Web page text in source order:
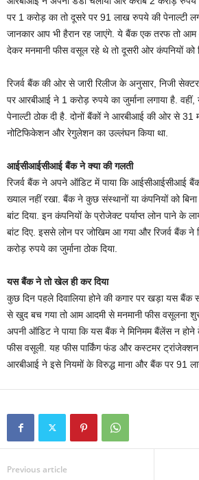
पर 1 करोड़ का तो दूसरे पर 91 लाख रुपये की पेनाल्‍टी
जानकार आप भी हैरान रह जाएंगे. ये बैंक एक तरफ तो आम
देकर मनमानी फीस वसूल रहे थे तो दूसरी ओर कंपनियों को
रिजर्व बैंक की ओर से जारी रिलीज के अनुसार, निजी
पर आरबीआई ने 1 करोड़ रुपये का जुर्माना लगाया है.
पेनाल्‍टी ठोक दी है. दोनों बैंकों ने आरबीआई की ओर से 31
नोटिफिकेशन और रेगुलेशन का उल्‍लंघन किया था.
आईसीआईसीआई बैंक ने क्‍या की गलती
रिजर्व बैंक ने अपने ऑडिट में पाया कि आईसीआईसीआई
ख्‍याल नहीं रखा. बैंक ने कुछ संस्‍थानों या कंपनियों को
बांट दिया. इन कंपनियों के प्रोजेक्‍ट पर्याप्‍त लोन पाने के
बांट दिए. इससे लोन पर जोखिम आ गया और रिजर्व बैंक
करोड़ रुपये का जुर्माना ठोक दिया.
यस बैंक ने तो खेल ही कर दिया
कुछ दिन पहले दिवालिया होने की कगार पर खड़ा यस
से खुद बच गया तो आम आदमी से मनमानी फीस वसूलना
अपनी ऑडिट ने पाया कि यस बैंक ने मिनिमम बैंलेंस न होने
फीस वसूली. यह फीस पार्किंग फंड और कस्‍टमर ट्रांजेक्‍शन
आरबीआई ने इसे नियमों के विरुद्ध माना और बैंक पर 91
Previous article